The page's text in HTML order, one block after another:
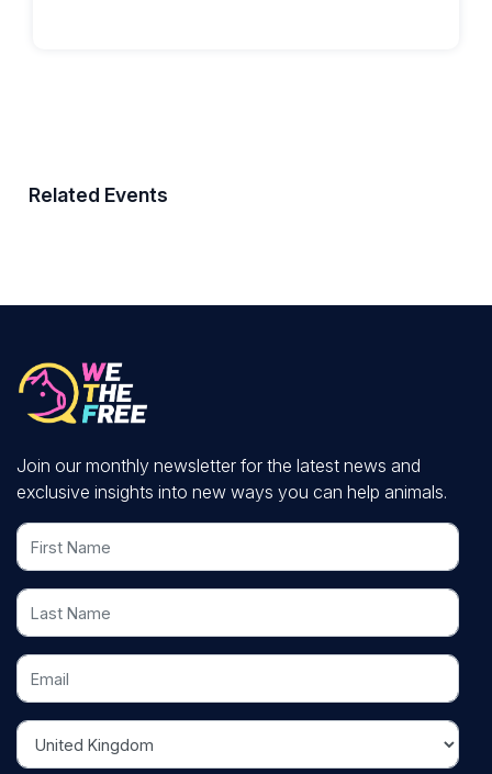
Related Events
Join our monthly newsletter for the latest news and
exclusive insights into new ways you can help animals.
First Name
Last Name
Email
Country